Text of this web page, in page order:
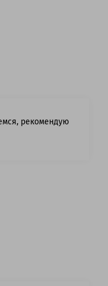
рекомендую